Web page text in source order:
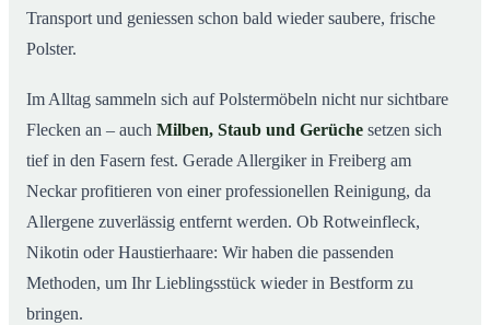
Verwandte Leistungen (für mehr Sauberkeit im
Verbund)
09So läuft eine professionelle Polsterreinigung in
Freiberg am Neckar ab
Transport und geniessen schon bald wieder saubere, frische
Polster.
Im Alltag sammeln sich auf Polstermöbeln nicht nur sichtbare
Flecken an – auch Milben, Staub und Gerüche setzen sich
tief in den Fasern fest. Gerade Allergiker in Freiberg am
Neckar profitieren von einer professionellen Reinigung, da
Allergene zuverlässig entfernt werden. Ob Rotweinfleck,
Nikotin oder Haustierhaare: Wir haben die passenden
Methoden, um Ihr Lieblingsstück wieder in Bestform zu
bringen.